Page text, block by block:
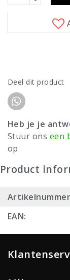
Deel dit product
Heb je je
Stuur ons een
op
Product
EAN: